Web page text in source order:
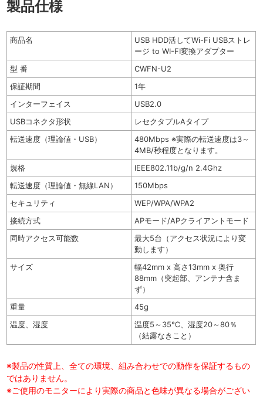
製品仕様
商品名
USB HDD活してWi-Fi USBストレ
ージ to WI-FI変換アダプター
型 番
CWFN-U2
保証期間
1年
インターフェイス
USB2.0
USBコネクタ形状
レセクタプルAタイプ
転送速度（理論値・USB）
480Mbps ※実際の転送速度は3～
4MB/秒程度となります。
規格
IEEE802.11b/g/n 2.4Ghz
転送速度（理論値・無線LAN）
150Mbps
セキュリティ
WEP/WPA/WPA2
接続方式
APモード/APクライアントモード
同時アクセス可能数
最大5台（アクセス状況により変
動します）
サイズ
幅42mm x 高さ13mm x 奥行
88mm（突起部、アンテナ含ま
ず）
重量
45g
温度、湿度
温度5～35℃、湿度20～80％
（結露なきこと）
※製品の性質上、全ての環境、組み合わせでの動作を保証するもの
ではありません。
※ご使用のモニターにより実際の商品と色味が異なる場合がござい